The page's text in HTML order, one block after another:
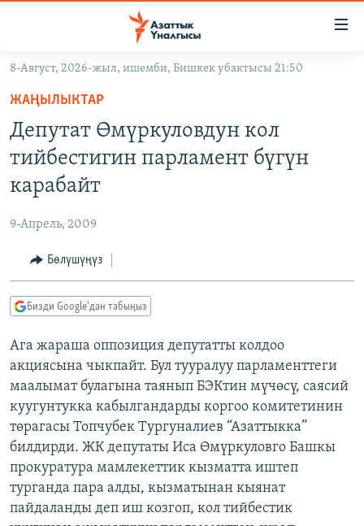
Навигацияга
өтүңүз
Издөөгө
салыңызКЫРГЫЗСТАН
САЯСАТ
МАДАНИЯТ
ДҮЙНӨ
ДҮЙНӨ
УКРАИНА
ТВ ПРОГРАММАЛАР
БҮГҮН АЗАТТЫКТА
ДАНИСТЕ
ЭЖЕ-СИҢДИЛЕР
АЗАТТЫК+
ЫҢГАЙСЫЗ СУРООЛОР
ПОДКАСТ
ОНЛАЙН ШЕРИНЕ
ЭЕ/АРнун бардык сайттары
8-Август, 2026-жыл, ишемби, Бишкек убактысы 21:50
ЖАҢЫЛЫКТАР
Депутат Өмүркуловдун кол
тийбестигин парламент бүгүн
карабайт
9-Апрель, 2009
Бөлүшүңүз
Бизди Google'дан табыңыз
Ага жараша оппозиция депутатты колдоо
акциясына чыкпайт. Бул тууралуу парламенттеги
маалымат булагына таянып БЭКтин мүчөсү, саясий
куугунтукка кабылгандарды коргоо комитетинин
төрагасы Топчубек Тургуналиев “Азаттыкка”
билдирди. ЖК депутаты Иса Өмүркуловго Башкы
прокуратура мамлекеттик кызматта иштеп
турганда пара алды, кызматынан кыянат
пайдаланды деп иш козгоп, кол тийбестик